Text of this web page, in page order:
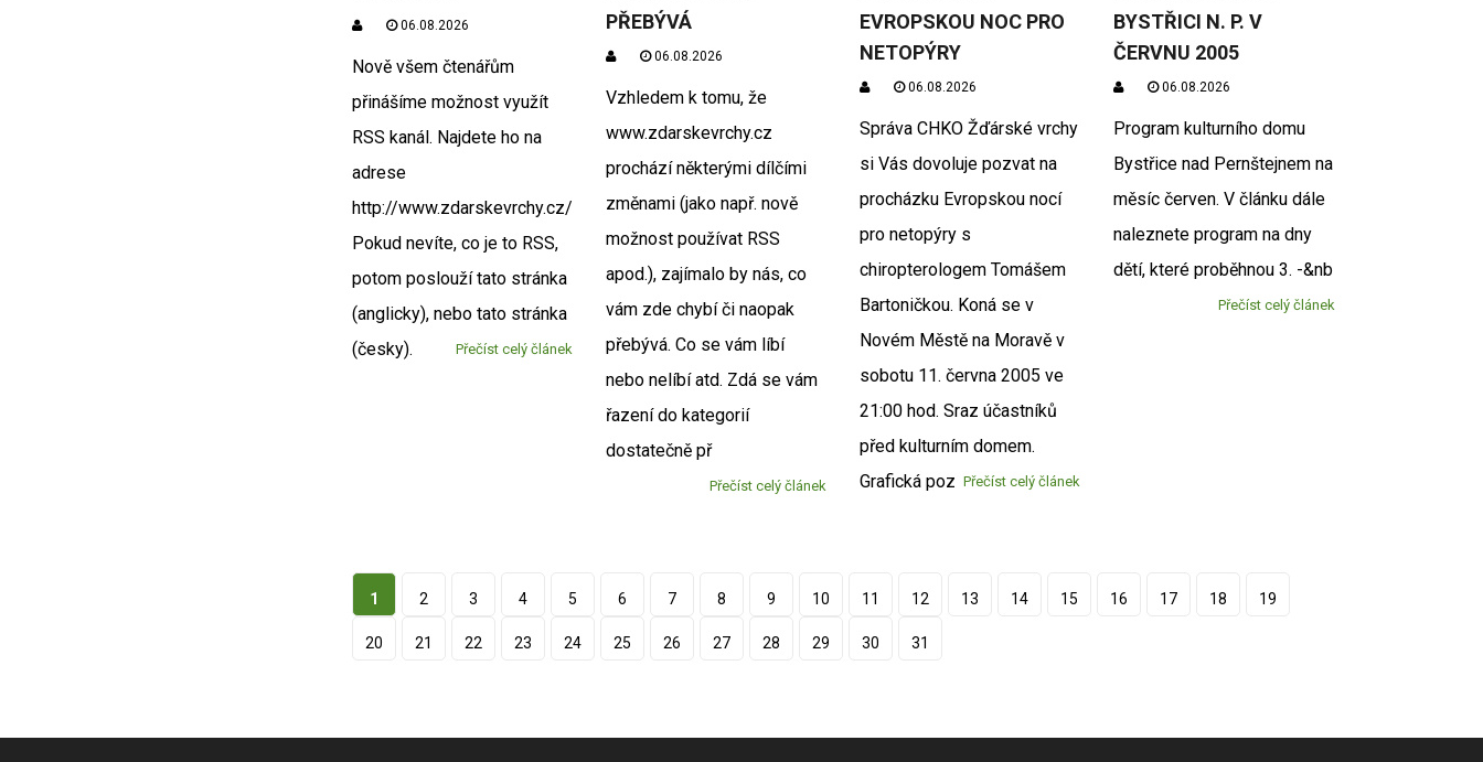
06.08.2026
Nově všem čtenářům
přinášíme možnost využít
RSS kanál. Najdete ho na
adrese
http://www.zdarskevrchy.cz/rss.php.
Pokud nevíte, co je to RSS,
potom poslouží tato stránka
(anglicky), nebo tato stránka
(česky).
Přečíst celý článek
PŘEBÝVÁ
06.08.2026
Vzhledem k tomu, že
www.zdarskevrchy.cz
prochází některými dílčími
změnami (jako např. nově
možnost používat RSS
apod.), zajímalo by nás, co
vám zde chybí či naopak
přebývá. Co se vám líbí
nebo nelíbí atd. Zdá se vám
řazení do kategorií
dostatečně př
Přečíst celý článek
EVROPSKOU NOC PRO
NETOPÝRY
06.08.2026
Správa CHKO Žďárské vrchy
si Vás dovoluje pozvat na
procházku Evropskou nocí
pro netopýry s
chiropterologem Tomášem
Bartoničkou. Koná se v
Novém Městě na Moravě v
sobotu 11. června 2005 ve
21:00 hod. Sraz účastníků
před kulturním domem.
Grafická poz Přečíst celý článek
BYSTŘICI N. P. V
ČERVNU 2005
06.08.2026
Program kulturního domu
Bystřice nad Pernštejnem na
měsíc červen. V článku dále
naleznete program na dny
dětí, které proběhnou 3. -&nb
Přečíst celý článek
1 2 3 4 5 6 7 8 9 10 11 12 13 14 15 16 17 18 19
20 21 22 23 24 25 26 27 28 29 30 31